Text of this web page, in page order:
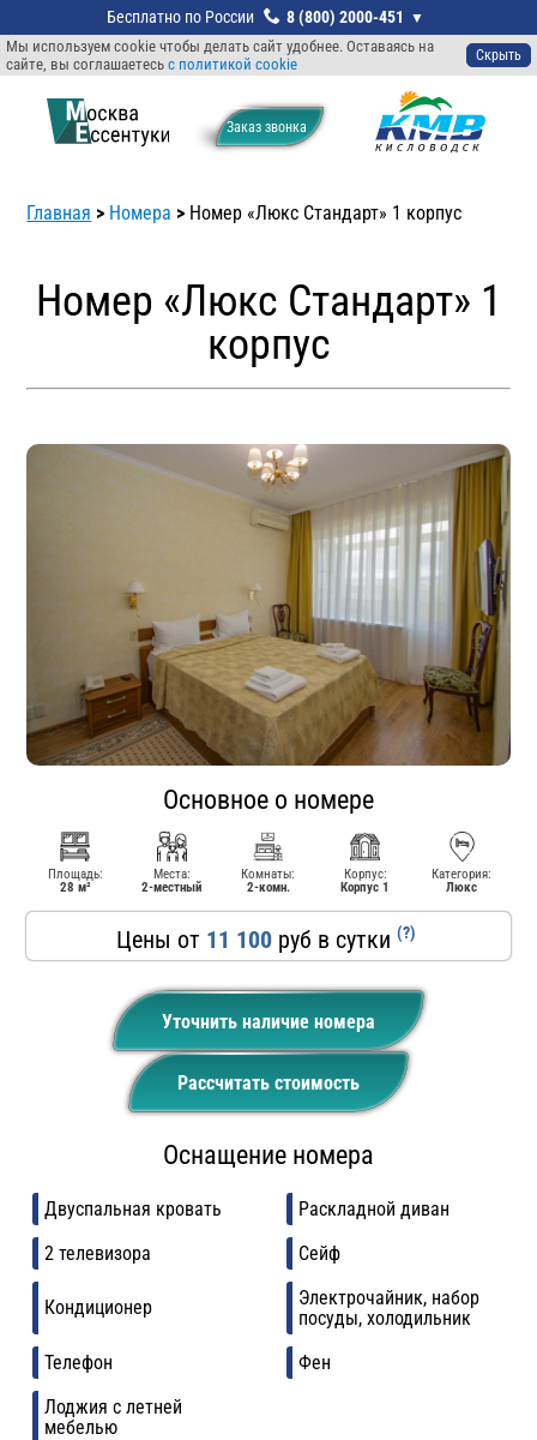
Мы используем cookie чтобы делать сайт удобнее. Оставаясь на
сайте, вы соглашаетесь с политикой cookie Скрыть
Заказ звонкa
8 (800) 2000-451
Главная > Номера > Номер «Люкс Стандарт» 1 корпус
Номер «Люкс Стандарт» 1
корпус
Основное о номере
Площадь:
28 м²
Места:
2-местный
Комнаты:
2-комн.
Корпус:
Корпус 1
Категория:
Люкс
Цены от 11 100руб в сутки (?)
Уточнить наличие номера
Рассчитать стоимость
Оснащение номера
Двуспальная кровать
Раскладной диван
2 телевизора
Сейф
Кондиционер
Электрочайник, набор
посуды, холодильник
Телефон
Фен
Лоджия с летней
мебелью